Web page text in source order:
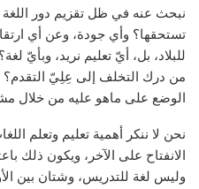
نبحث عنه في ظل تقزيم دور اللغة
تستحقها؟ وأي جودة، وعن أي
للبلاد، بل، أيّ تعليم نريد، وبأيّ
من درك التخلف إلى عِلِيّ التقدم؟
الوضع على ماهو عليه من خلال
نحن لا ننكر أهمية تعليم وتعلم
الانفتاح على الآخر، ويكون ذلك
وليس لغة للتدريس، وشتان بين